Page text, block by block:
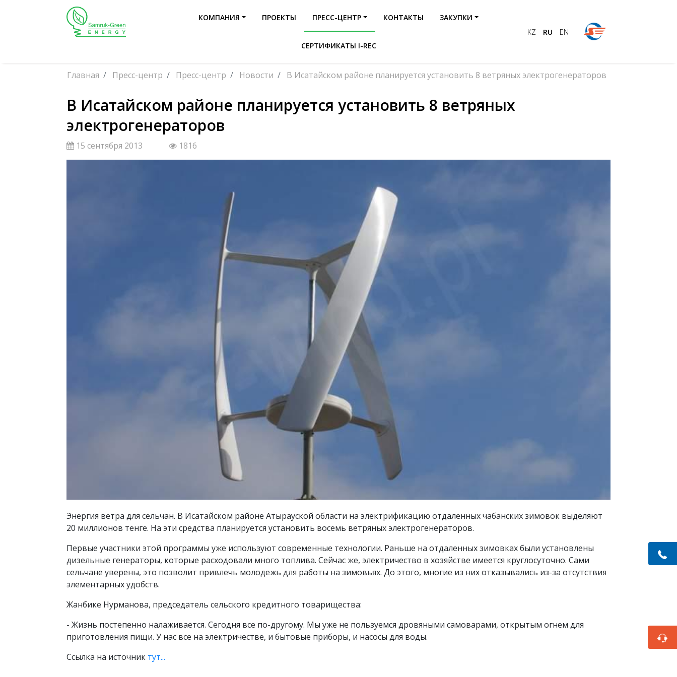
КОМПАНИЯ ПРОЕКТЫ ПРЕСС-ЦЕНТР КОНТАКТЫ ЗАКУПКИ
СЕРТИФИКАТЫ I-REC
KZ RU EN
Главная Пресс-центр Пресс-центр Новости В Исатайском районе планируется установить 8 ветряных электрогенераторов
В Исатайском районе планируется установить 8 ветряных
электрогенераторов
15 сентября 2013 1816
Энергия ветра для сельчан. В Исатайском районе Атырауской области на электрификацию отдаленных чабанских зимовок выделяют
20 миллионов тенге. На эти средства планируется установить восемь ветряных электрогенераторов.
Первые участники этой программы уже используют современные технологии. Раньше на отдаленных зимовках были установлены
дизельные генераторы, которые расходовали много топлива. Сейчас же, электричество в хозяйстве имеется круглосуточно. Сами
сельчане уверены, это позволит привлечь молодежь для работы на зимовьях. До этого, многие из них отказывались из-за отсутствия
элементарных удобств.
Жанбике Нурманова, председатель сельского кредитного товарищества:
- Жизнь постепенно налаживается. Сегодня все по-другому. Мы уже не пользуемся дровяными самоварами, открытым огнем для
приготовления пищи. У нас все на электричестве, и бытовые приборы, и насосы для воды.
Ссылка на источник тут...